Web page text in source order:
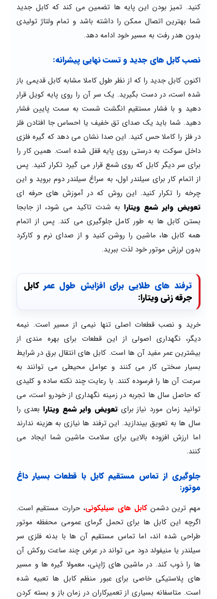
کنید. تمیز بودن این پایه ها تضمین می کند که کابل جدید
شما بهترین اتصال ممکن را داشته باشد و تمام ولتاژ تولیدی
بدون هدر رفت به مسیر خود ادامه دهد.
نصب کابل های جدید و تست نهایی پیشرانه:
اکنون کابل جدید را که از نظر طول کاملا مشابه کابل قدیمی باز
شده است، در دست بگیرید. یک سر آن را روی پایه کویل قرار
دهید و با فشار مستقیم انگشت شست به سمت پایین فشار
دهید. شما باید یک صدای تق خفیف یا احساس جا افتادن فلز
در فلز را کاملا حس کنید. این صدا نشان می دهد که گیره فلزی
داخل سوکت به درستی روی پایه قفل شده است. همین کار را
برای سر دیگر کابل که روی شمع قرار می گیرد تکرار کنید. پس
از اتمام کار برای سیلندر اول، به سراغ سیلندر دوم بروید و این
چرخه را تکرار کنید. این روش که در آموزش های حرفه ای
تعویض وایر شمع ویتارابه شدت تاکید می شود، از جابجا
بستن کابل ها به طور کامل جلوگیری می کند. پس از اتمام
همه کابل ها، ماشین را روشن کنید و از صدای نرم و کارکرد
بدون لرزش موتور خود لذت ببرید.
ترفند های طلایی برای افزایش طول عمرکابل
جرقه زنی ویتارا:
خرید و نصب قطعات اصلی تنها نیمی از مسیر است. نیمه
دیگر، نگهداری اصولی از این قطعات برای بهره مندی از
بیشترین عمر مفید آن ها است. کابل های انتقال برق در شرایط
بسیار سختی کار می کنند و عوامل محیطی می توانند به
سرعت آن ها را فرسوده کنند. با رعایت چند نکته ساده و کلیدی
که حاصل سال ها تجربه در زمینه نگهداری از خودرو است، می
توانید زمان مورد نیاز برای تعویض وایر شمع ویتارا بعدی را
سال ها به تعویق بیندازید. این ترفند ها نیازی به هزینه ندارند
اما ارزش افزوده بالایی برای سلامت ماشین شما ایجاد می
کنند.
جلوگیری از تماس مستقیم کابل با قطعات بسیار داغ
موتور:
مهم ترین دشمنکابل های سیلیکونی، حرارت مستقیم است.
اگرچه این کابل ها برای تحمل گرمای عمومی محفظه موتور
طراحی شده اند، اما تماس مستقیم آن ها با بدنه فلزی سر
سیلندر یا منیفولد دود می تواند در عرض چند ساعت روکش آن
ها را ذوب کند. در ماشین های ژاپنی، معمولا گیره ها و مسیر
های پلاستیکی خاصی برای عبور منظم کابل ها تعبیه شده
است. متاسفانه بسیاری از تعمیرکاران در زمان باز و بسته کردن